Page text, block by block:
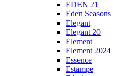
EDEN 21
Eden Seasons
Elegant
Elegant 20
Element
Element 2024
Essence
Estampe